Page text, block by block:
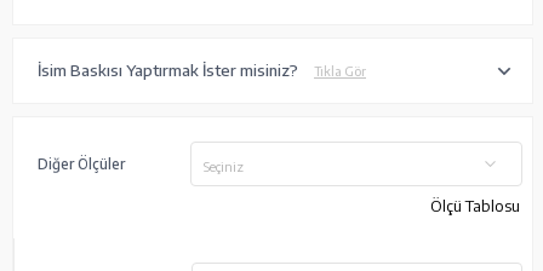
İsim Baskısı Yaptırmak İster misiniz? Tıkla Gör
Diğer Ölçüler Seçiniz
Ölçü Tablosu